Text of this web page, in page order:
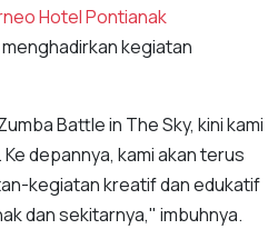
Hotel Pontianak
kegiatan
Battle in The Sky, kini kami
depannya, kami akan terus
kegiatan kreatif dan edukatif
dan sekitarnya," imbuhnya.